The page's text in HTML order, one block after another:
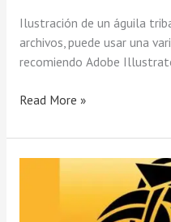
Ilustración de un águila
archivos, puede usar una
recomiendo Adobe
Read More »
Descargar